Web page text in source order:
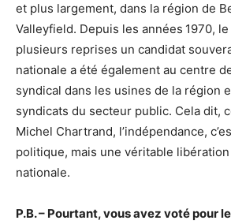
et plus largement, dans la région de
Valleyfield. Depuis les années 1970,
plusieurs reprises un candidat
nationale a été également au centre
syndical dans les usines de la région
syndicats du secteur public. Cela dit,
Michel Chartrand, l’indépendance,
politique, mais une véritable
nationale.
P.B. – Pourtant, vous avez voté pour